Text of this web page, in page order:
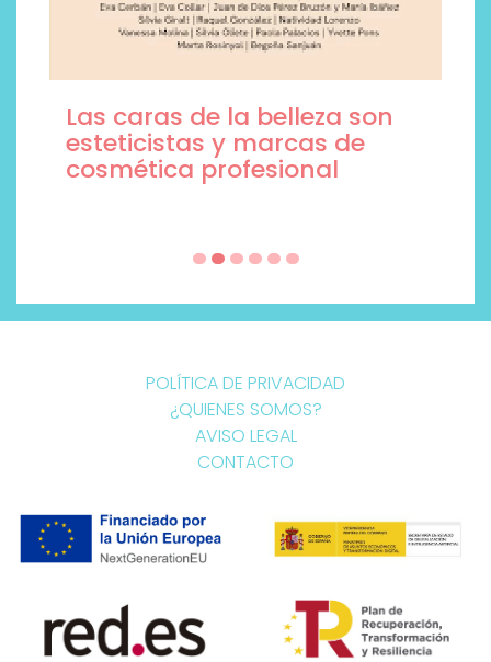
Las caras de la belleza son
esteticistas y marcas de
cosmética profesional
POLÍTICA DE PRIVACIDAD
¿QUIENES SOMOS?
AVISO LEGAL
CONTACTO